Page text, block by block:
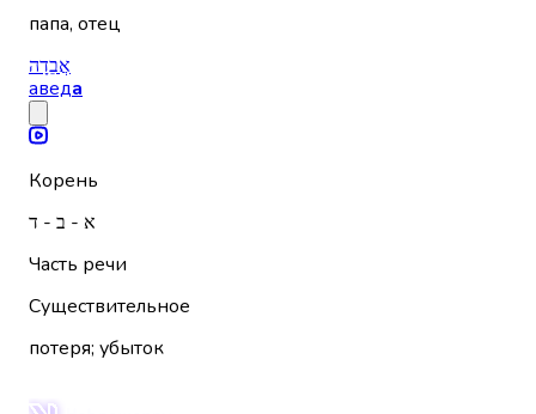
папа, отец
אֲבֵדָה
аведа
Корень
א - ב - ד
Часть речи
Существительное
потеря; убыток